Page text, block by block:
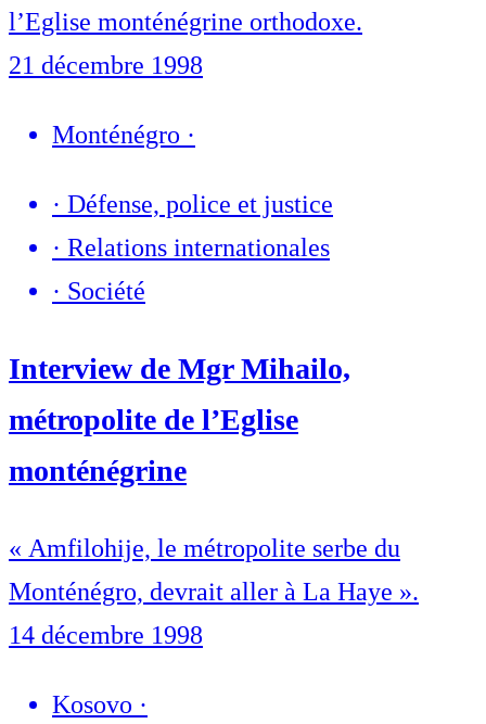
l’Eglise monténégrine orthodoxe.
21 décembre 1998
Monténégro ·
· Défense, police et justice
· Relations internationales
· Société
Interview de Mgr Mihailo,
métropolite de l’Eglise
monténégrine
« Amfilohije, le métropolite serbe du
Monténégro, devrait aller à La Haye ».
14 décembre 1998
Kosovo ·